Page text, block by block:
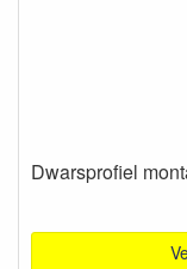
Dwarsprofiel